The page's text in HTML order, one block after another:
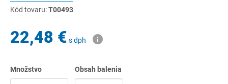
Kód tovaru:T00493
22,48 € s dph
Množstvo Obsah balenia